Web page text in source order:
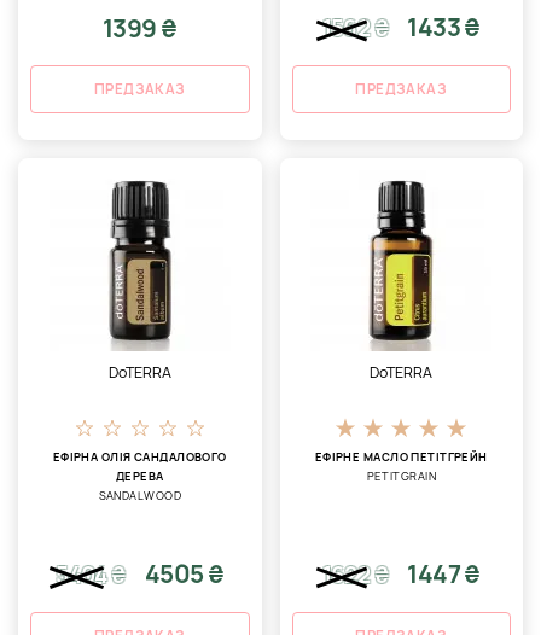
1399 ₴
ПРЕДЗАКАЗ
1562₴ 1433 ₴
ПРЕДЗАКАЗ
DoTERRA
ЕФІРНА ОЛІЯ САНДАЛОВОГО
ДЕРЕВА
SANDALWOOD
5404₴ 4505 ₴
DoTERRA
ЕФІРНЕ МАСЛО ПЕТІТГРЕЙН
PETITGRAIN
1622₴ 1447 ₴